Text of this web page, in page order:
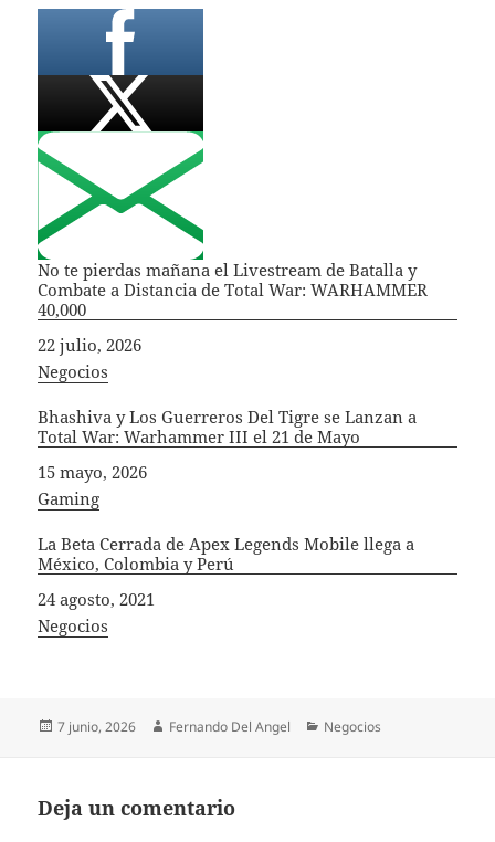
No te pierdas mañana el Livestream de Batalla y
Combate a Distancia de Total War: WARHAMMER
40,000
Fecha
22 julio, 2026
In relation to
Negocios
Bhashiva y Los Guerreros Del Tigre se Lanzan a
Total War: Warhammer III el 21 de Mayo
Fecha
15 mayo, 2026
In relation to
Gaming
La Beta Cerrada de Apex Legends Mobile llega a
México, Colombia y Perú
Fecha
24 agosto, 2021
In relation to
Negocios
Publicado
7 junio, 2026 Autor
Fernando Del Angel Categorías
Negocios
Deja un comentario